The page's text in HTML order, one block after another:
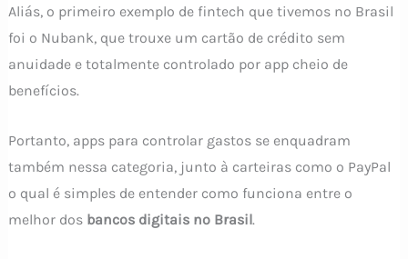
Aliás, o primeiro exemplo de fintech que tivemos no Brasil
foi o Nubank, que trouxe um cartão de crédito sem
anuidade e totalmente controlado por app cheio de
benefícios.
Portanto, apps para controlar gastos se enquadram
também nessa categoria, junto à carteiras como o PayPal
o qual é simples de entender como funciona entre o
melhor dos bancos digitais no Brasil.